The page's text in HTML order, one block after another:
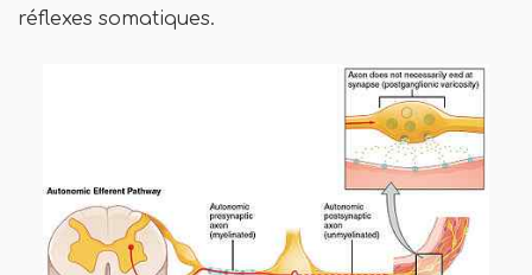
réflexes somatiques.